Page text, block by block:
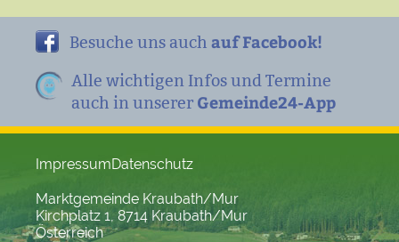
Besuche uns auch auf Facebook!
Alle wichtigen Infos und Termine
auch in unserer Gemeinde24-App
ImpressumDatenschutz
Marktgemeinde Kraubath/Mur
Kirchplatz 1, 8714 Kraubath/Mur
Österreich